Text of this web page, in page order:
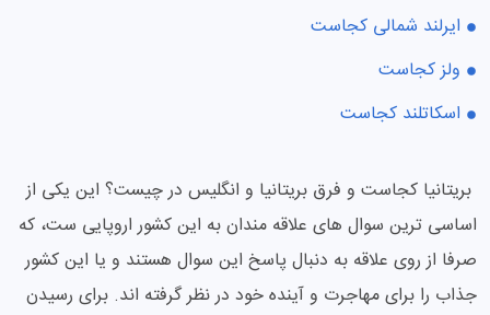
ایرلند شمالی کجاست
ولز کجاست
اسکاتلند کجاست
بریتانیا کجاست و فرق بریتانیا و انگلیس در چیست؟ این یکی از
اساسی ترین سوال های علاقه مندان به این کشور اروپایی ست، که
صرفا از روی علاقه به دنبال پاسخ این سوال هستند و یا این کشور
جذاب را برای مهاجرت و آینده خود در نظر گرفته اند. برای رسیدن